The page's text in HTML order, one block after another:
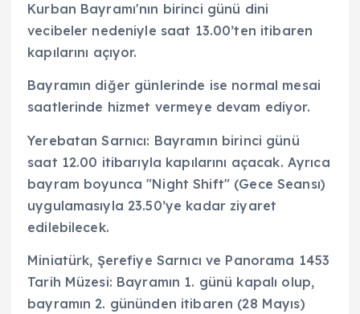
Kurban Bayramı'nın birinci günü dini
vecibeler nedeniyle saat 13.00’ten itibaren
kapılarını açıyor.
Bayramın diğer günlerinde ise normal mesai
saatlerinde hizmet vermeye devam ediyor.
Yerebatan Sarnıcı: Bayramın birinci günü
saat 12.00 itibarıyla kapılarını açacak. Ayrıca
bayram boyunca "Night Shift" (Gece Seansı)
uygulamasıyla 23.50’ye kadar ziyaret
edilebilecek.
Miniatürk, Şerefiye Sarnıcı ve Panorama 1453
Tarih Müzesi: Bayramın 1. günü kapalı olup,
bayramın 2. gününden itibaren (28 Mayıs)